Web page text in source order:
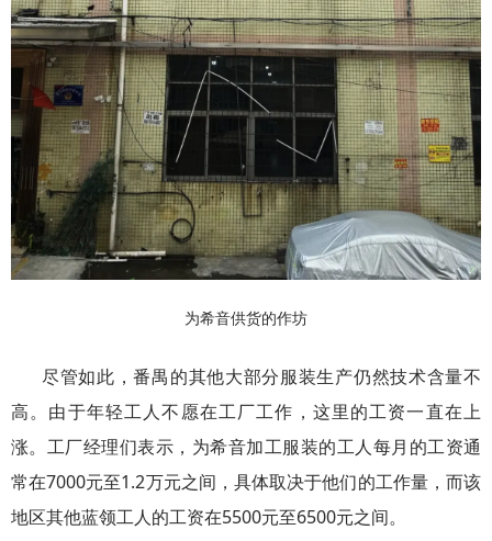
为希音供货的作坊
尽管如此，番禺的其他大部分服装生产仍然技术含量不
高。由于年轻工人不愿在工厂工作，这里的工资一直在上
涨。工厂经理们表示，为希音加工服装的工人每月的工资通
常在7000元至1.2万元之间，具体取决于他们的工作量，而该
地区其他蓝领工人的工资在5500元至6500元之间。